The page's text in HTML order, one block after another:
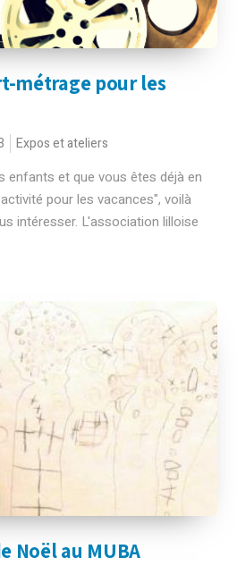
métrage pour les
Expos et ateliers
enfants et que vous êtes déjà en
pour les vacances", voilà
intéresser. L'association lilloise
Noël au MUBA